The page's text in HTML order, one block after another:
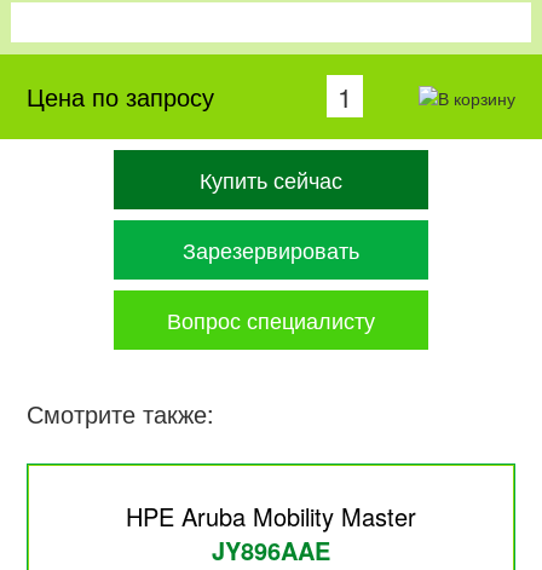
Цена по запросу
Купить сейчас
Зарезервировать
Вопрос специалисту
Смотрите также:
HPE Aruba Mobility Master
JY896AAE